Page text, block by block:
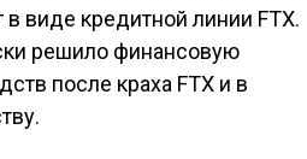
в виде кредитной линии FTX.
решило финансовую
после краха FTX и в